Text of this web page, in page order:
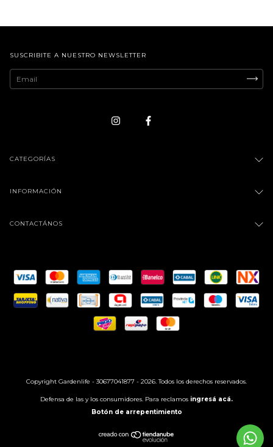
SUSCRIBITE A NUESTRO NEWSLETTER
CATEGORÍAS
INFORMACIÓN
CONTACTÁNOS
Copyright Gardenlife - 30677041877 - 2026. Todos los derechos reservados.
Defensa de las y los consumidores. Para reclamos ingresá acá.
Botón de arrepentimiento